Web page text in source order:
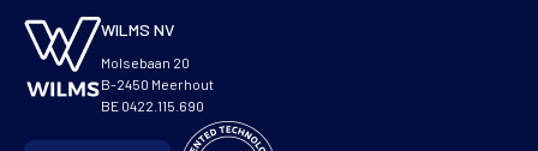
WILMS NV
Molsebaan 20
B-2450 Meerhout
BE 0422.115.690